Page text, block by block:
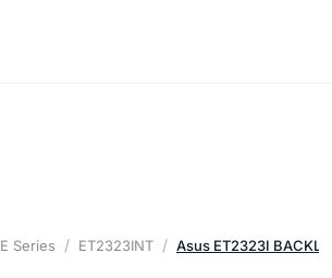
E Series ET2323INT Asus ET2323I